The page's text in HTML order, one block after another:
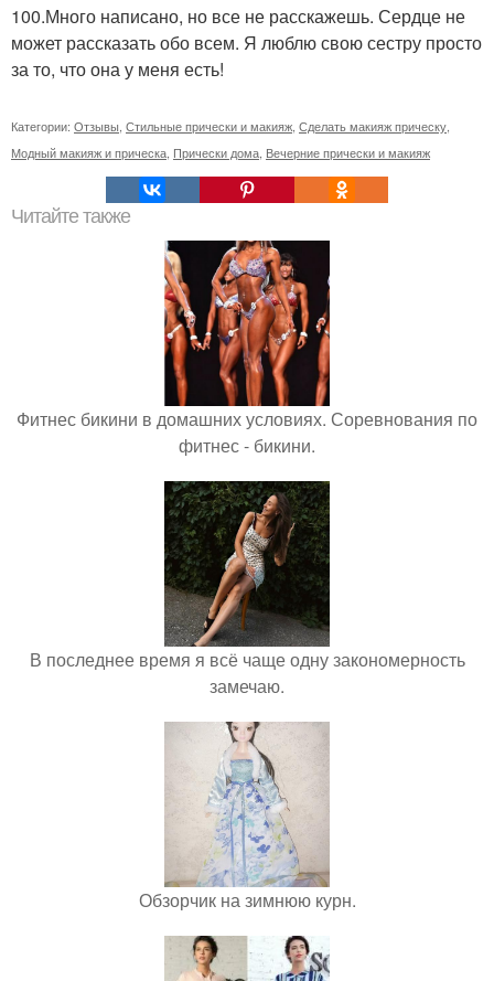
100.Много написано, но все не расскажешь. Сердце не
может рассказать обо всем. Я люблю свою сестру просто
за то, что она у меня есть!
Категории: Отзывы Стильные прически и макияж Сделать макияж прическу
Модный макияж и прическа Прически дома Вечерние прически и макияж
Читайте также
Фитнес бикини в домашних условиях. Соревнования по
фитнес - бикини.
В последнее время я всё чаще одну закономерность
замечаю.
Обзорчик на зимнюю курн.